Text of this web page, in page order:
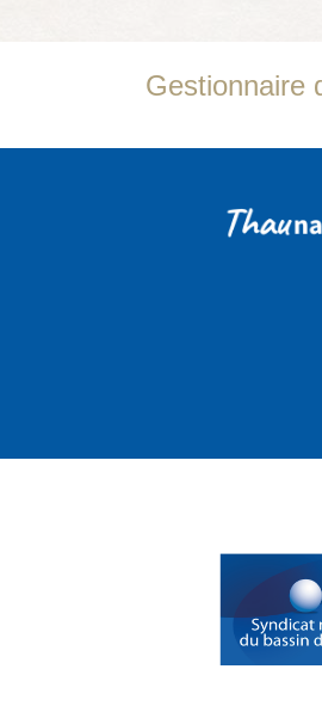
Gestionnaire